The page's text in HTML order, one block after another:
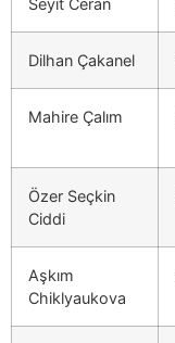
Dilhan Çakanel
Mahire Çalım
Özer Seçkin
Ciddi
Aşkım
Chiklyaukova